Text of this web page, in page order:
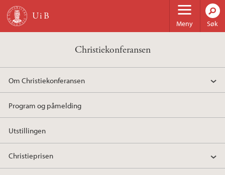
Hopp til hovedinnhold
Meny Søk
Christiekonferansen
Om Christiekonferansen
Program og påmelding
Utstillingen
Christieprisen